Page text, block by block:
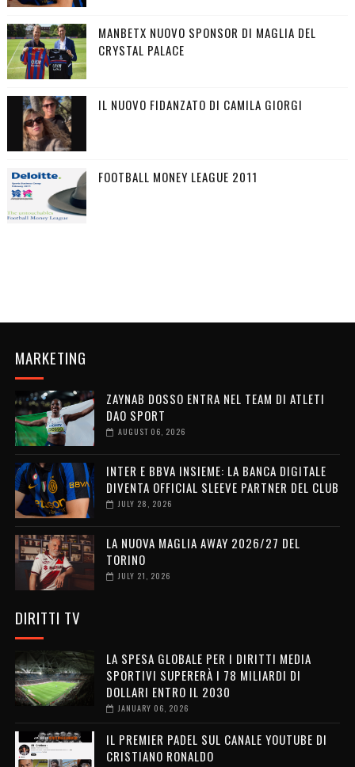
MANBETX NUOVO SPONSOR DI MAGLIA DEL
CRYSTAL PALACE
IL NUOVO FIDANZATO DI CAMILA GIORGI
FOOTBALL MONEY LEAGUE 2011
MARKETING
ZAYNAB DOSSO ENTRA NEL TEAM DI ATLETI
DAO SPORT
AUGUST 06, 2026
INTER E BBVA INSIEME: LA BANCA DIGITALE
DIVENTA OFFICIAL SLEEVE PARTNER DEL CLUB
JULY 28, 2026
LA NUOVA MAGLIA AWAY 2026/27 DEL
TORINO
JULY 21, 2026
DIRITTI TV
LA SPESA GLOBALE PER I DIRITTI MEDIA
SPORTIVI SUPERERÀ I 78 MILIARDI DI
DOLLARI ENTRO IL 2030
JANUARY 06, 2026
IL PREMIER PADEL SUL CANALE YOUTUBE DI
CRISTIANO RONALDO